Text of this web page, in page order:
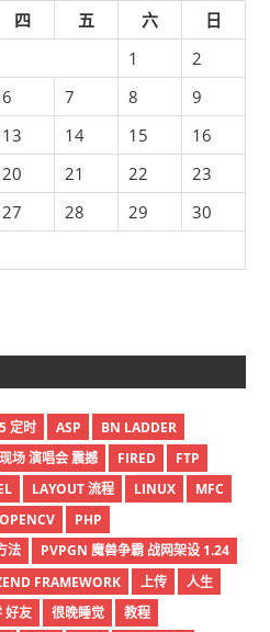
四 五 六
日
1
2
6 7 8
9
13 14 15
16
20 21 22
23
27 28 29
30
定时 ASP
BN LADDER
场 演唱会 震撼 FIRED
FTP
LAYOUT 流程 LINUX
MFC
OPENCV
PHP
法
PVPGN 魔兽争霸 战网架设 1.24
FRAMEWORK 上传
人生
好友 很晚睡觉
教程